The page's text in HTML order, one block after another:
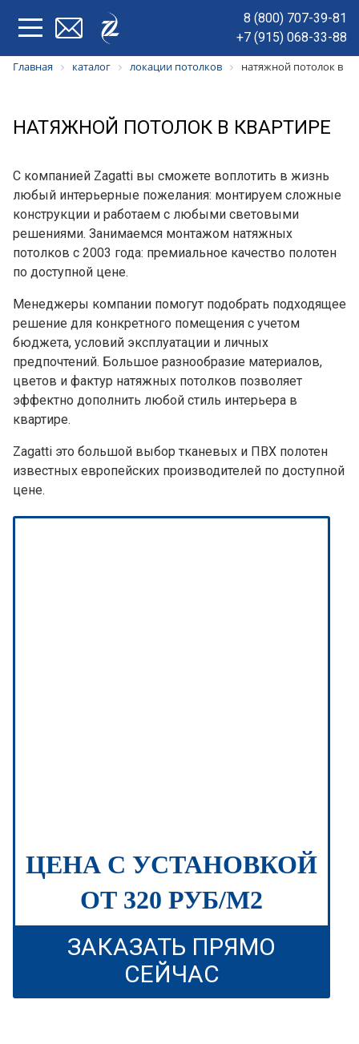
8 (800) 707-39-81
+7 (915) 068-33-88
Главная каталог локации потолков натяжной потолок в
НАТЯЖНОЙ ПОТОЛОК В КВАРТИРЕ
С компанией Zagatti вы сможете воплотить в жизнь
любый интерьерные пожелания: монтируем сложные
конструкции и работаем с любыми световыми
решениями. Занимаемся монтажом натяжных
потолков с 2003 года: премиальное качество полотен
по доступной цене.
Менеджеры компании помогут подобрать подходящее
решение для конкретного помещения с учетом
бюджета, условий эксплуатации и личных
предпочтений. Большое разнообразие материалов,
цветов и фактур натяжных потолков позволяет
эффектно дополнить любой стиль интерьера в
квартире.
Zagatti это большой выбор тканевых и ПВХ полотен
известных европейских производителей по доступной
цене.
ЦЕНА С УСТАНОВКОЙ
ОТ 320 РУБ/М2
ЗАКАЗАТЬ ПРЯМО
СЕЙЧАС